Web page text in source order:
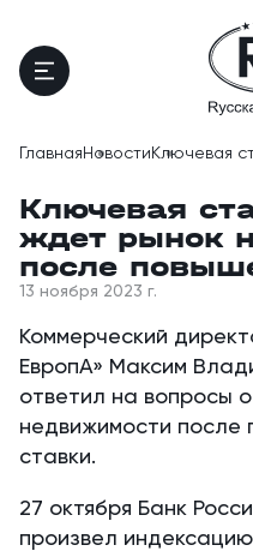
Главная Новости Ключевая
Ключевая
ждет рынок
после
13 ноября 2023 г.
Коммерческий
ЕвропА»‎ Максим
ответил на вопросы
недвижимости после
ставки.
27 октября Банк
произвел